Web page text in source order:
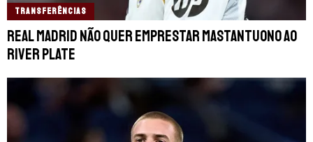
TRANSFERÊNCIAS
Real Madrid não quer emprestar Mastantuono ao
River Plate